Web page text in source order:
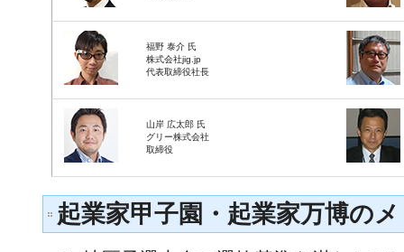
福野 泰介 氏
株式会社jig.jp
代表取締役社長
山岸 広太郎 氏
グリー株式会社
取締役
起業家甲子園・起業家万博の